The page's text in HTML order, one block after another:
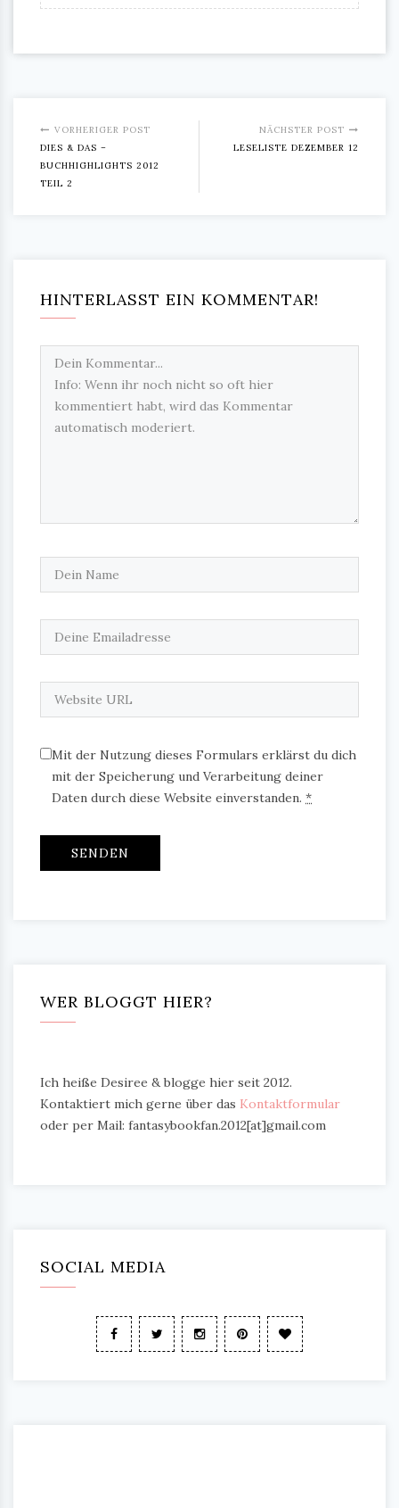
VORHERIGER POST
DIES & DAS –
BUCHHIGHLIGHTS 2012
TEIL 2
NÄCHSTER POST
LESELISTE DEZEMBER 12
HINTERLASST EIN KOMMENTAR!
Mit der Nutzung dieses Formulars erklärst du dich
mit der Speicherung und Verarbeitung deiner
Daten durch diese Website einverstanden. *
WER BLOGGT HIER?
Ich heiße Desiree & blogge hier seit 2012.
Kontaktiert mich gerne über das Kontaktformular
oder per Mail: fantasybookfan.2012[at]gmail.com
SOCIAL MEDIA